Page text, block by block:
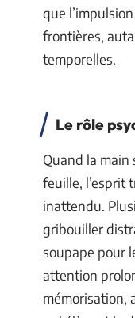
que
frontières,
temporelles.
Le rôle
Quand la main
feuille, l’esprit
inattendu.
gribouiller
soupape pour
attention
mémorisation,